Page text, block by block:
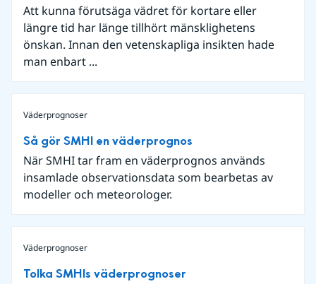
Att kunna förutsäga vädret för kortare eller
längre tid har länge tillhört mänsklighetens
önskan. Innan den vetenskapliga insikten hade
man enbart ...
Väderprognoser
Så gör SMHI en väderprognos
När SMHI tar fram en väderprognos används
insamlade observationsdata som bearbetas av
modeller och meteorologer.
Väderprognoser
Tolka SMHIs väderprognoser